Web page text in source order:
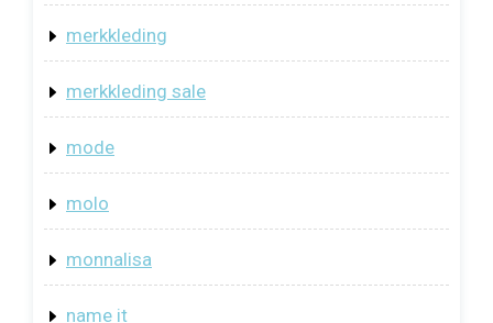
merkkleding
merkkleding sale
mode
molo
monnalisa
name it